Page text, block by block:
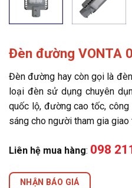
Đèn đường VONTA
Đèn đường hay còn gọi là
loại đèn sử dụng chuyên
quốc lộ, đường cao tốc,
sáng cho người tham gia giao
Liên hệ mua hàng: 098
NHẬN BÁO GIÁ